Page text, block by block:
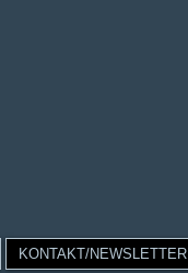
KONTAKT/NEWSLETTER